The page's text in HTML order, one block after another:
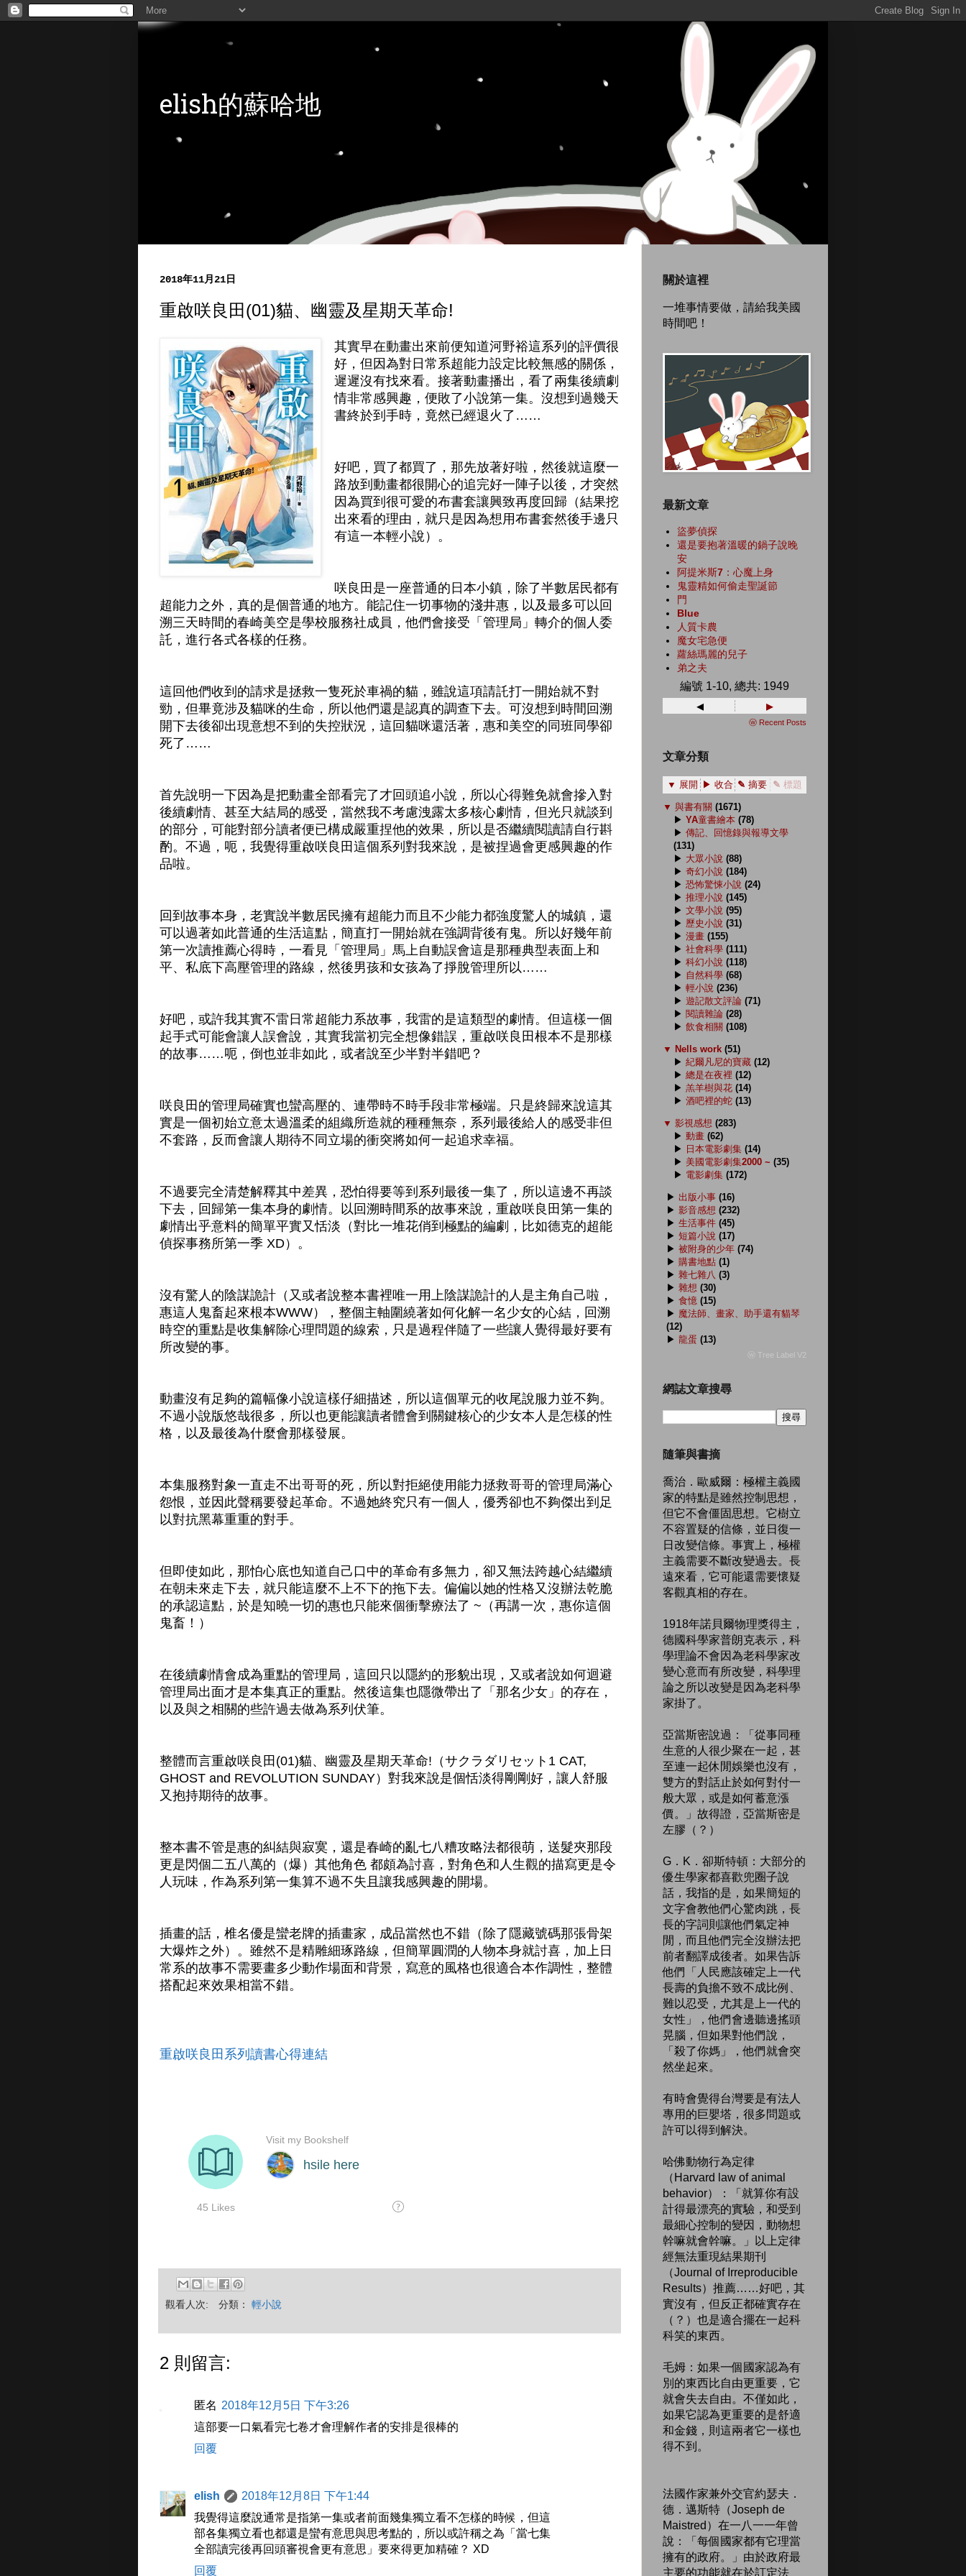
elish的蘇哈地
2018年11月21日
重啟咲良田(01)貓、幽靈及星期天革命!
其實早在動畫出來前便知道河野裕這系列的評價很
好，但因為對日常系超能力設定比較無感的關係，
遲遲沒有找來看。接著動畫播出，看了兩集後續劇
情非常感興趣，便敗了小說第一集。沒想到過幾天
書終於到手時，竟然已經退火了……
好吧，買了都買了，那先放著好啦，然後就這麼一
路放到動畫都很開心的追完好一陣子以後，才突然
因為買到很可愛的布書套讓興致再度回歸（結果挖
出來看的理由，就只是因為想用布書套然後手邊只
有這一本輕小說）。
咲良田是一座普通的日本小鎮，除了半數居民都有
超能力之外，真的是個普通的地方。能記住一切事物的淺井惠，以及最多可以回
溯三天時間的春崎美空是學校服務社成員，他們會接受「管理局」轉介的個人委
託，進行各式各樣的任務。
這回他們收到的請求是拯救一隻死於車禍的貓，雖說這項請託打一開始就不對
勁，但畢竟涉及貓咪的生命，所以他們還是認真的調查下去。可沒想到時間回溯
開下去後卻出現意想不到的失控狀況，這回貓咪還活著，惠和美空的同班同學卻
死了……
首先說明一下因為是把動畫全部看完了才回頭追小說，所以心得難免就會摻入對
後續劇情、甚至大結局的感受，當然我不考慮洩露太多核心劇情，但光只就談到
的部分，可能對部分讀者便已構成嚴重捏他的效果，所以是否繼續閱讀請自行斟
酌。不過，呃，我覺得重啟咲良田這個系列對我來說，是被捏過會更感興趣的作
品啦。
回到故事本身，老實說半數居民擁有超能力而且不少能力都強度驚人的城鎮，還
可以過著如此普通的生活這點，簡直打一開始就在強調背後有鬼。所以好幾年前
第一次讀推薦心得時，一看見「管理局」馬上自動誤會這是那種典型表面上和
平、私底下高壓管理的路線，然後男孩和女孩為了掙脫管理所以……
好吧，或許我其實不雷日常超能力系故事，我雷的是這類型的劇情。但這樣一個
起手式可能會讓人誤會說，其實我當初完全想像錯誤，重啟咲良田根本不是那樣
的故事……呃，倒也並非如此，或者說至少半對半錯吧？
咲良田的管理局確實也蠻高壓的、連帶時不時手段非常極端。只是終歸來說這其
實是一個初始立意太過溫柔的組織所造就的種種無奈，系列最後給人的感受非但
不套路，反而會讓人期待不同立場的衝突將如何一起追求幸福。
不過要完全清楚解釋其中差異，恐怕得要等到系列最後一集了，所以這邊不再談
下去，回歸第一集本身的劇情。以回溯時間系的故事來說，重啟咲良田第一集的
劇情出乎意料的簡單平實又恬淡（對比一堆花俏到極點的編劇，比如德克的超能
偵探事務所第一季 XD）。
沒有驚人的陰謀詭計（又或者說整本書裡唯一用上陰謀詭計的人是主角自己啦，
惠這人鬼畜起來根本WWW），整個主軸圍繞著如何化解一名少女的心結，回溯
時空的重點是收集解除心理問題的線索，只是過程伴隨了一些讓人覺得最好要有
所改變的事。
動畫沒有足夠的篇幅像小說這樣仔細描述，所以這個單元的收尾說服力並不夠。
不過小說版悠哉很多，所以也更能讓讀者體會到關鍵核心的少女本人是怎樣的性
格，以及最後為什麼會那樣發展。
本集服務對象一直走不出哥哥的死，所以對拒絕使用能力拯救哥哥的管理局滿心
怨恨，並因此聲稱要發起革命。不過她終究只有一個人，優秀卻也不夠傑出到足
以對抗黑幕重重的對手。
但即使如此，那怕心底也知道自己口中的革命有多無力，卻又無法跨越心結繼續
在朝未來走下去，就只能這麼不上不下的拖下去。偏偏以她的性格又沒辦法乾脆
的承認這點，於是知曉一切的惠也只能來個衝擊療法了 ~（再講一次，惠你這個
鬼畜！）
在後續劇情會成為重點的管理局，這回只以隱約的形貌出現，又或者說如何迴避
管理局出面才是本集真正的重點。然後這集也隱微帶出了「那名少女」的存在，
以及與之相關的些許過去做為系列伏筆。
整體而言重啟咲良田(01)貓、幽靈及星期天革命!（サクラダリセット1 CAT,
GHOST and REVOLUTION SUNDAY）對我來說是個恬淡得剛剛好，讓人舒服
又抱持期待的故事。
整本書不管是惠的糾結與寂寞，還是春崎的亂七八糟攻略法都很萌，送髮夾那段
更是閃個二五八萬的（爆）其他角色 都頗為討喜，對角色和人生觀的描寫更是令
人玩味，作為系列第一集算不過不失且讓我感興趣的開場。
插畫的話，椎名優是蠻老牌的插畫家，成品當然也不錯（除了隱藏號碼那張骨架
大爆炸之外）。雖然不是精雕細琢路線，但簡單圓潤的人物本身就討喜，加上日
常系的故事不需要畫多少動作場面和背景，寫意的風格也很適合本作調性，整體
搭配起來效果相當不錯。
重啟咲良田系列讀書心得連結
觀看人次: 分類： 輕小說
2 則留言:
匿名 2018年12月5日 下午3:26
這部要一口氣看完七卷才會理解作者的安排是很棒的
回覆
elish
2018年12月8日 下午1:44
我覺得這麼說通常是指第一集或者前面幾集獨立看不怎樣的時候，但這
部各集獨立看也都還是蠻有意思與思考點的，所以或許稱之為「當七集
全部讀完後再回頭審視會更有意思」要來得更加精確？ XD
回覆
關於這裡
一堆事情要做，請給我美國
時間吧！
最新文章
盜夢偵探
還是要抱著溫暖的鍋子說晚
安
阿提米斯7：心魔上身
鬼靈精如何偷走聖誕節
門
Blue
人質卡農
魔女宅急便
蘿絲瑪麗的兒子
弟之夫
編號 1-10, 總共: 1949
◂ ▸
ⓦ Recent Posts
文章分類
▼ 展開 ▶ 收合 ✎ 摘要 ✎ 標題
▼ 與書有關 (1671)
▶ YA童書繪本 (78)
▶ 傳記、回憶錄與報導文學
(131)
▶ 大眾小說 (88)
▶ 奇幻小說 (184)
▶ 恐怖驚悚小說 (24)
▶ 推理小說 (145)
▶ 文學小說 (95)
▶ 歷史小說 (31)
▶ 漫畫 (155)
▶ 社會科學 (111)
▶ 科幻小說 (118)
▶ 自然科學 (68)
▶ 輕小說 (236)
▶ 遊記散文評論 (71)
▶ 閱讀雜論 (28)
▶ 飲食相關 (108)
▼ Nells work (51)
▶ 紀爾凡尼的寶藏 (12)
▶ 總是在夜裡 (12)
▶ 羔羊樹與花 (14)
▶ 酒吧裡的蛇 (13)
▼ 影視感想 (283)
▶ 動畫 (62)
▶ 日本電影劇集 (14)
▶ 美國電影劇集2000 ~ (35)
▶ 電影劇集 (172)
▶ 出版小事 (16)
▶ 影音感想 (232)
▶ 生活事件 (45)
▶ 短篇小說 (17)
▶ 被附身的少年 (74)
▶ 購書地點 (1)
▶ 雜七雜八 (3)
▶ 雜想 (30)
▶ 食憶 (15)
▶ 魔法師、畫家、助手還有貓琴
(12)
▶ 龍蛋 (13)
ⓦ Tree Label V2
網誌文章搜尋
隨筆與書摘
喬治．歐威爾：極權主義國
家的特點是雖然控制思想，
但它不會僵固思想。它樹立
不容置疑的信條，並日復一
日改變信條。事實上，極權
主義需要不斷改變過去。長
遠來看，它可能還需要懷疑
客觀真相的存在。
1918年諾貝爾物理獎得主，
德國科學家普朗克表示，科
學理論不會因為老科學家改
變心意而有所改變，科學理
論之所以改變是因為老科學
家掛了。
亞當斯密說過：「從事同種
生意的人很少聚在一起，甚
至連一起休閒娛樂也沒有，
雙方的對話止於如何對付一
般大眾，或是如何蓄意漲
價。」故得證，亞當斯密是
左膠（？）
G．K．卻斯特頓：大部分的
優生學家都喜歡兜圈子說
話，我指的是，如果簡短的
文字會教他們心驚肉跳，長
長的字詞則讓他們氣定神
閒，而且他們完全沒辦法把
前者翻譯成後者。如果告訴
他們「人民應該確定上一代
長壽的負擔不致不成比例、
難以忍受，尤其是上一代的
女性」，他們會邊聽邊搖頭
晃腦，但如果對他們說，
「殺了你媽」，他們就會突
然坐起來。
有時會覺得台灣要是有法人
專用的巨嬰塔，很多問題或
許可以得到解決。
哈佛動物行為定律
（Harvard law of animal
behavior）：「就算你有設
計得最漂亮的實驗，和受到
最細心控制的變因，動物想
幹嘛就會幹嘛。」以上定律
經無法重現結果期刊
（Journal of Irreproducible
Results）推薦……好吧，其
實沒有，但反正都確實存在
（？）也是適合擺在一起科
科笑的東西。
毛姆：如果一個國家認為有
別的東西比自由更重要，它
就會失去自由。不僅如此，
如果它認為更重要的是舒適
和金錢，則這兩者它一樣也
得不到。
法國作家兼外交官約瑟夫．
德．邁斯特（Joseph de
Maistred）在一八一一年曾
說：「每個國家都有它理當
擁有的政府。」由於政府最
主要的功能就在於訂定法